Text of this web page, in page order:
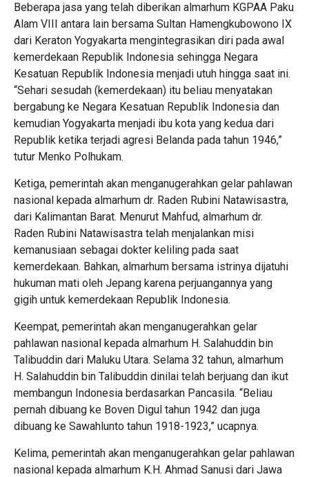
Beberapa jasa yang telah diberikan almarhum KGPAA Paku
Alam VIII antara lain bersama Sultan Hamengkubowono IX
dari Keraton Yogyakarta mengintegrasikan diri pada awal
kemerdekaan Republik Indonesia sehingga Negara
Kesatuan Republik Indonesia menjadi utuh hingga saat ini.
“Sehari sesudah (kemerdekaan) itu beliau menyatakan
bergabung ke Negara Kesatuan Republik Indonesia dan
kemudian Yogyakarta menjadi ibu kota yang kedua dari
Republik ketika terjadi agresi Belanda pada tahun 1946,”
tutur Menko Polhukam.
Ketiga, pemerintah akan menganugerahkan gelar pahlawan
nasional kepada almarhum dr. Raden Rubini Natawisastra,
dari Kalimantan Barat. Menurut Mahfud, almarhum dr.
Raden Rubini Natawisastra telah menjalankan misi
kemanusiaan sebagai dokter keliling pada saat
kemerdekaan. Bahkan, almarhum bersama istrinya dijatuhi
hukuman mati oleh Jepang karena perjuangannya yang
gigih untuk kemerdekaan Republik Indonesia.
Keempat, pemerintah akan menganugerahkan gelar
pahlawan nasional kepada almarhum H. Salahuddin bin
Talibuddin dari Maluku Utara. Selama 32 tahun, almarhum
H. Salahuddin bin Talibuddin dinilai telah berjuang dan ikut
membangun Indonesia berdasarkan Pancasila. “Beliau
pernah dibuang ke Boven Digul tahun 1942 dan juga
dibuang ke Sawahlunto tahun 1918-1923,” ucapnya.
Kelima, pemerintah akan menganugerahkan gelar pahlawan
nasional kepada almarhum K.H. Ahmad Sanusi dari Jawa